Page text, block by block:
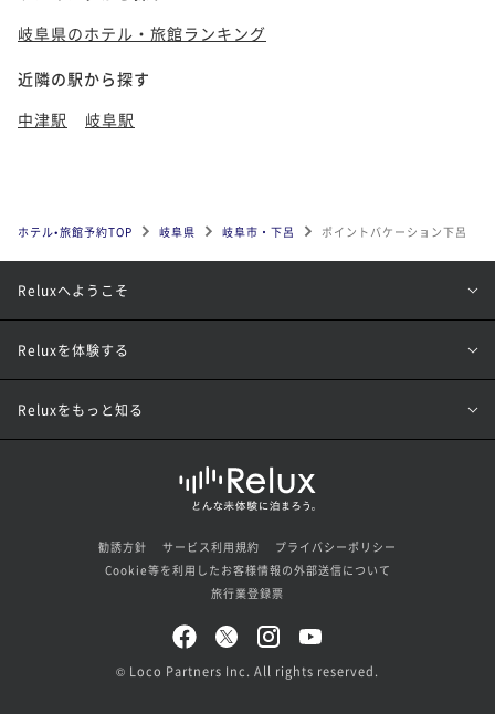
岐阜県のホテル・旅館ランキング
近隣の駅から探す
中津駅
岐阜駅
ホテル•旅館予約TOP 岐阜県 岐阜市・下呂 ポイントバケーション下呂
Reluxへようこそ
Reluxを体験する
Reluxをもっと知る
勧誘方針 サービス利用規約
プライバシーポリシー
Cookie等を利用したお客様情報の外部送信について
旅行業登録票
© Loco Partners Inc. All rights reserved.